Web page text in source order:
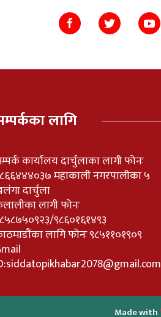
लागि
कार्यालय दार्चुलाका लागी फोनः
महाकाली नगरपालीका ५
दार्चुला
लागी फोनः
९८६०१६१४९३
लागि फोनः ९८५११०१९०९
siddatopikhabar2078@gmail.com
Made with